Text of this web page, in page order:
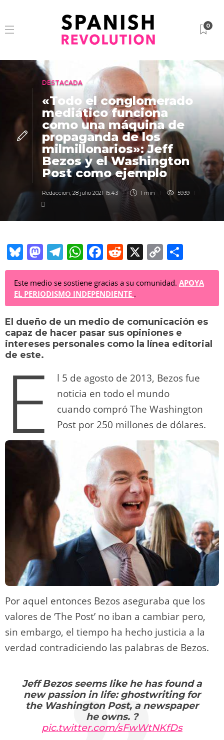
0
DESTACADA
«Todo el conglomerado
mediático funciona
como una máquina de
propaganda de los
milmillonarios»: Jeff
Bezos y el Washington
Post como ejemplo
Redaccion, 28 julio 2021 15:43 1 min 5939
Bl
u
e
sk
y
M
a
st
o
d
o
n
T
el
e
gr
a
m
W
h
at
s
A
p
F
a
c
e
b
o
k
R
e
d
di
t
X
C
o
p
y
Li
n
o
m
p
ar
tir
Este medio se sostiene gracias a su comunidad. APOYA
EL PERIODISMO INDEPENDIENTE .
El dueño de un medio de comunicación es
capaz de hacer pasar sus opiniones e
intereses personales como la línea editorial
de este.
E
l 5 de agosto de 2013, Bezos fue
noticia en todo el mundo
cuando compró The Washington
Post por 250 millones de dólares.
Por aquel entonces Bezos aseguraba que los
valores de ‘The Post’ no iban a cambiar pero,
sin embargo, el tiempo ha hecho justicia a la
verdad contradiciendo las palabras de Bezos.
Jeff Bezos seems like he has found a
new passion in life: ghostwriting for
the Washington Post, a newspaper
he owns. ?
pic.twitter.com/sFwWtNKfDs